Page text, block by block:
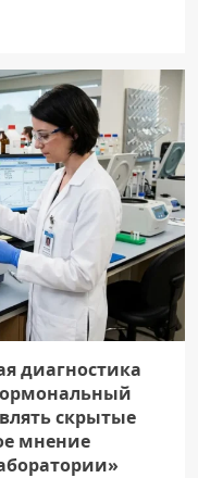
диагностика
скрытые
мнение